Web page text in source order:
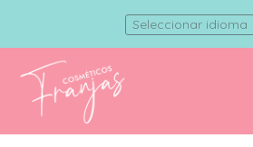
Seleccionar idioma